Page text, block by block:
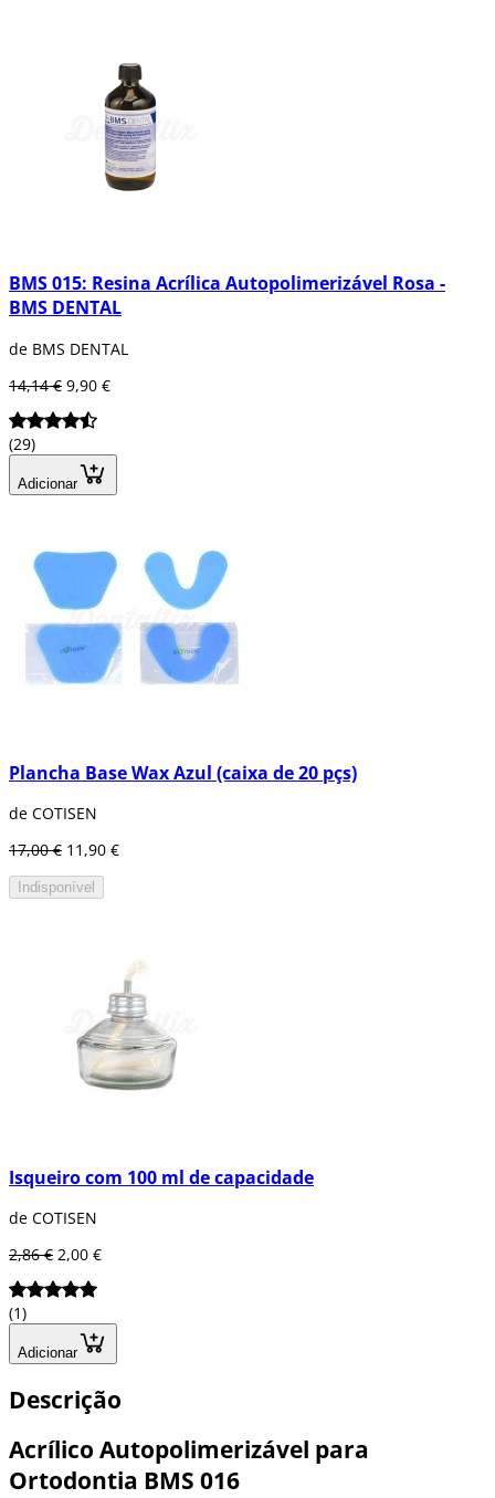
BMS 015: Resina Acrílica Autopolimerizável Rosa -
BMS DENTAL
de BMS DENTAL
14,14 € 9,90 €
(29)
Adicionar
Plancha Base Wax Azul (caixa de 20 pçs)
de COTISEN
17,00 € 11,90 €
Indisponível
Isqueiro com 100 ml de capacidade
de COTISEN
2,86 € 2,00 €
(1)
Adicionar
Descrição
Acrílico Autopolimerizável para
Ortodontia BMS 016